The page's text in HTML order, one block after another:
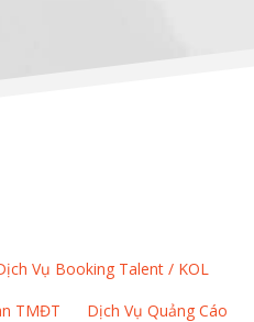
Vụ Booking Talent / KOL
TMĐT
Dịch Vụ Quảng Cáo